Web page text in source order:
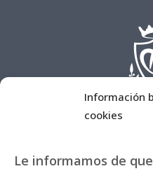
Información
cookies
Le informamos de